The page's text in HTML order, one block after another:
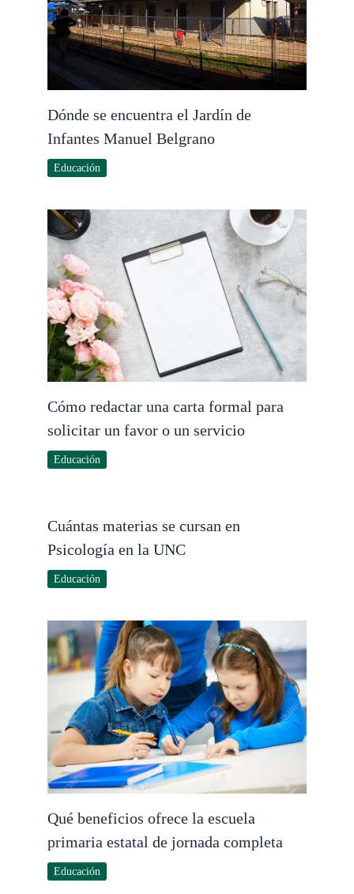
Dónde se encuentra el Jardín de
Infantes Manuel Belgrano
Educación
Cómo redactar una carta formal para
solicitar un favor o un servicio
Educación
Cuántas materias se cursan en
Psicología en la UNC
Educación
Qué beneficios ofrece la escuela
primaria estatal de jornada completa
Educación